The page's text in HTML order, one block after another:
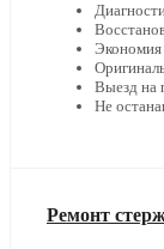
Выезд на
Не
Ремонт